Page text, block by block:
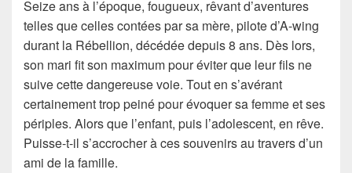
Seize ans à l’époque, fougueux, rêvant d’aventures
telles que celles contées par sa mère, pilote d’A-wing
durant la Rébellion, décédée depuis 8 ans. Dès lors,
son mari fit son maximum pour éviter que leur fils ne
suive cette dangereuse voie. Tout en s’avérant
certainement trop peiné pour évoquer sa femme et ses
périples. Alors que l’enfant, puis l’adolescent, en rêve.
Puisse-t-il s’accrocher à ces souvenirs au travers d’un
ami de la famille.